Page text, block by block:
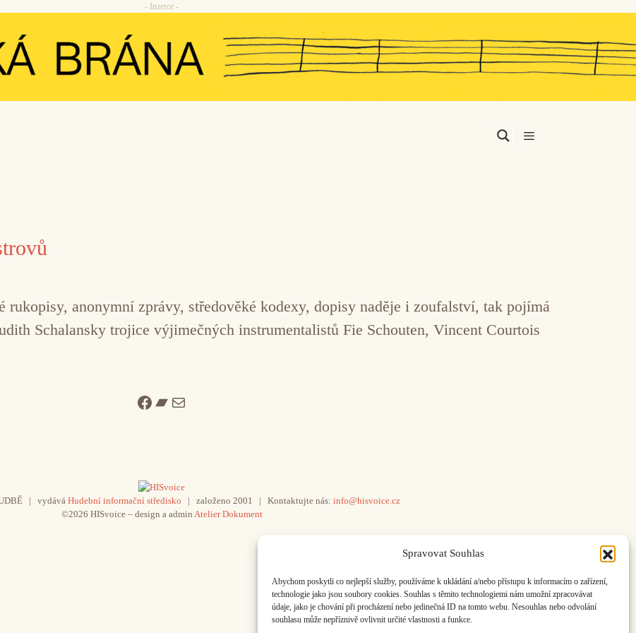
Spravovat Souhlas
Abychom poskytli co nejlepší služby, používáme k ukládání a/nebo přístupu k informacím o zařízení,
technologie jako jsou soubory cookies. Souhlas s těmito technologiemi nám umožní zpracovávat
údaje, jako je chování při procházení nebo jedinečná ID na tomto webu. Nesouhlas nebo odvolání
souhlasu může nepříznivě ovlivnit určité vlastnosti a funkce.
- Inzerce -
rukopisy, anonymní zprávy, středověké kodexy, dopisy naděje i zoufalství, tak pojímá
Schalansky trojice výjimečných instrumentalistů Fie Schouten, Vincent Courtois
Facebook
Bandcamp
Mail
| vydává Hudební informační středisko | založeno 2001 | Kontaktujte nás: info@hisvoice.cz
©2026 HISvoice – design a admin Atelier Dokument